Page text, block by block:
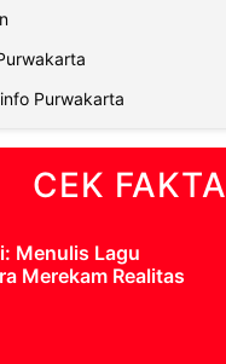
Purwakarta
CEK FAKTA
Menulis Lagu
Merekam Realitas